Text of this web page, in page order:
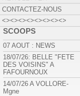
CONTACTEZ-NOUS
<><><><><><><><>
SCOOPS
07 AOUT : NEWS
18/07/26: BELLE "FETE
DES VOISINS" A
FAFOURNOUX
14/07/26 A VOLLORE-
Mgne